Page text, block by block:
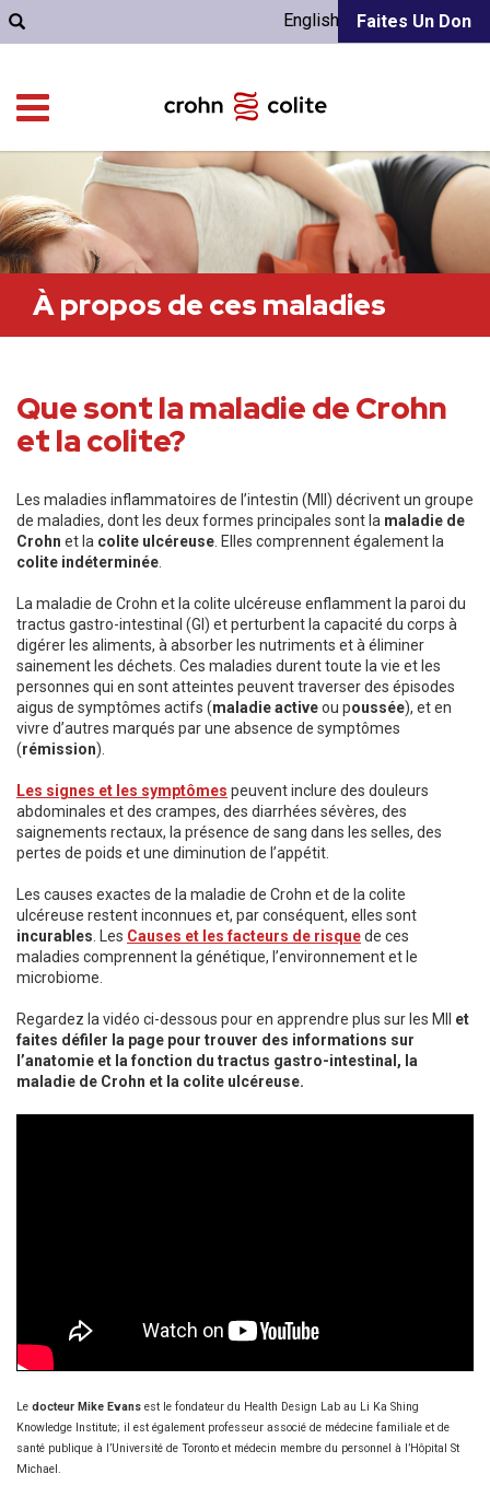
Faites Un Don
English
À propos de ces maladies
Que sont la maladie de Crohn
et la colite?
Les maladies inflammatoires de l’intestin (MII) décrivent un groupe
de maladies, dont les deux formes principales sont la maladie de
Crohn et la colite ulcéreuse . Elles comprennent également la
colite indéterminée
La maladie de Crohn et la colite ulcéreuse enflamment la paroi du
tractus gastro-intestinal (GI) et perturbent la capacité du corps à
digérer les aliments, à absorber les nutriments et à éliminer
sainement les déchets. Ces maladies durent toute la vie et les
personnes qui en sont atteintes peuvent traverser des épisodes
aigus de symptômes actifs (maladie activeou poussée), et en
vivre d’autres marqués par une absence de symptômes
(rémission).
Les signes et les symptômes peuvent inclure des douleurs
abdominales et des crampes, des diarrhées sévères, des
saignements rectaux, la présence de sang dans les selles, des
pertes de poids et une diminution de l’appétit.
Les causes exactes de la maladie de Crohn et de la colite
ulcéreuse restent inconnues et, par conséquent, elles sont
incurables . Les Causes et les facteurs de risquede ces
maladies comprennent la génétique, l’environnement et le
microbiome.
Regardez la vidéo ci-dessous pour en apprendre plus sur les MII et
faites défiler la page pour trouver des informations sur
l’anatomie et la fonction du tractus gastro-intestinal, la
maladie de Crohn et la colite ulcéreuse.
Le docteur Mike Evans est le fondateur du Health Design Lab au Li Ka Shing
Knowledge Institute; il est également professeur associé de médecine familiale et de
santé publique à l’Université de Toronto et médecin membre du personnel à l’Hôpital St
Michael.